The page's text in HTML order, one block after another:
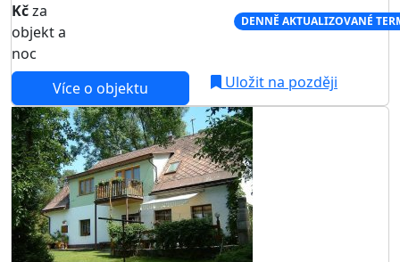
Kčza
objekt a
noc
DENNĚ AKTUALIZOVANÉ
Více o objektu Uložit na později